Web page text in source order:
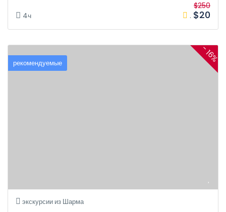
4ч .
$250
$20
рекомендуемые - 16%
экскурсии из Шарма